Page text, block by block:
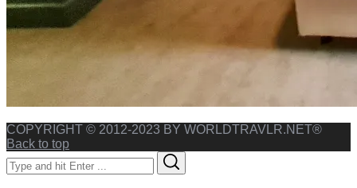
COPYRIGHT © 2012-2023 BY WORLDTRAVLR.NET®
Back to top
Search
for: